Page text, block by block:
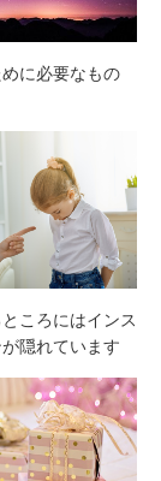
に必要なもの
ころにはインス
隠れています